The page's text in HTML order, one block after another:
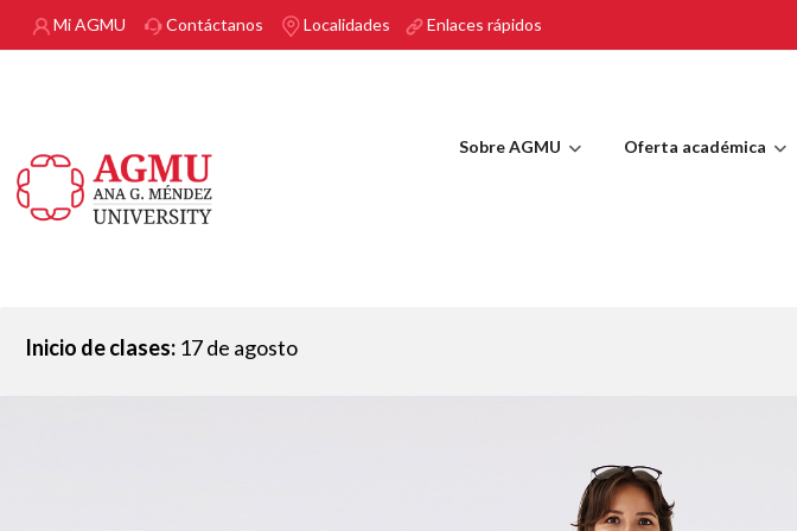
Pasar al contenido principal
Mi AGMU Contáctanos Localidades Enlaces rápidos
Sobre AGMU Oferta académica
Inicio de clases: 17 de agosto